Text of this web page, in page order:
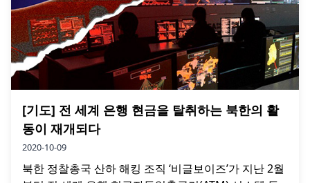
[기도] 전 세계 은행 현금을 탈취하는 북한의 활
동이 재개되다
2020-10-09
북한 정찰총국 산하 해킹 조직 ‘비글보이즈’가 지난 2월